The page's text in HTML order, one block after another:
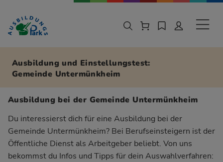
Zur Navigation springen
Zu den Hauptinhalten springen
Ausbildung und Einstellungstest:
Gemeinde Untermünkheim
Ausbildung bei der Gemeinde Untermünkheim
Du interessierst dich für eine Ausbildung bei der
Gemeinde Untermünkheim? Bei Berufseinsteigern ist der
Öffentliche Dienst als Arbeitgeber beliebt. Von uns
bekommst du Infos und Tipps für dein Auswahlverfahren: